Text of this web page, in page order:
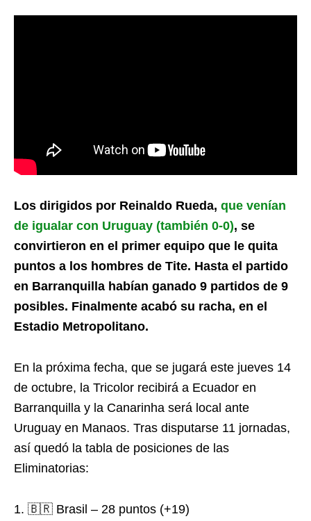
Los dirigidos por Reinaldo Rueda, que venían
de igualar con Uruguay (también 0-0), se
convirtieron en el primer equipo que le quita
puntos a los hombres de Tite. Hasta el partido
en Barranquilla habían ganado 9 partidos de 9
posibles. Finalmente acabó su racha, en el
Estadio Metropolitano.
En la próxima fecha, que se jugará este jueves 14
de octubre, la Tricolor recibirá a Ecuador en
Barranquilla y la Canarinha será local ante
Uruguay en Manaos. Tras disputarse 11 jornadas,
así quedó la tabla de posiciones de las
Eliminatorias:
1. 🇧🇷 Brasil – 28 puntos (+19)